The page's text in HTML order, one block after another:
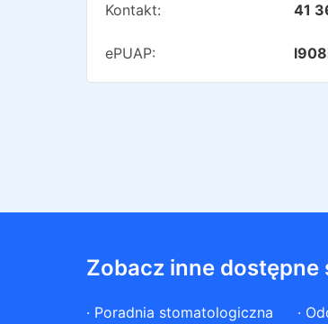
Kontakt: 41
ePUAP:
Zobacz inne
· Poradnia stomatologiczna
·